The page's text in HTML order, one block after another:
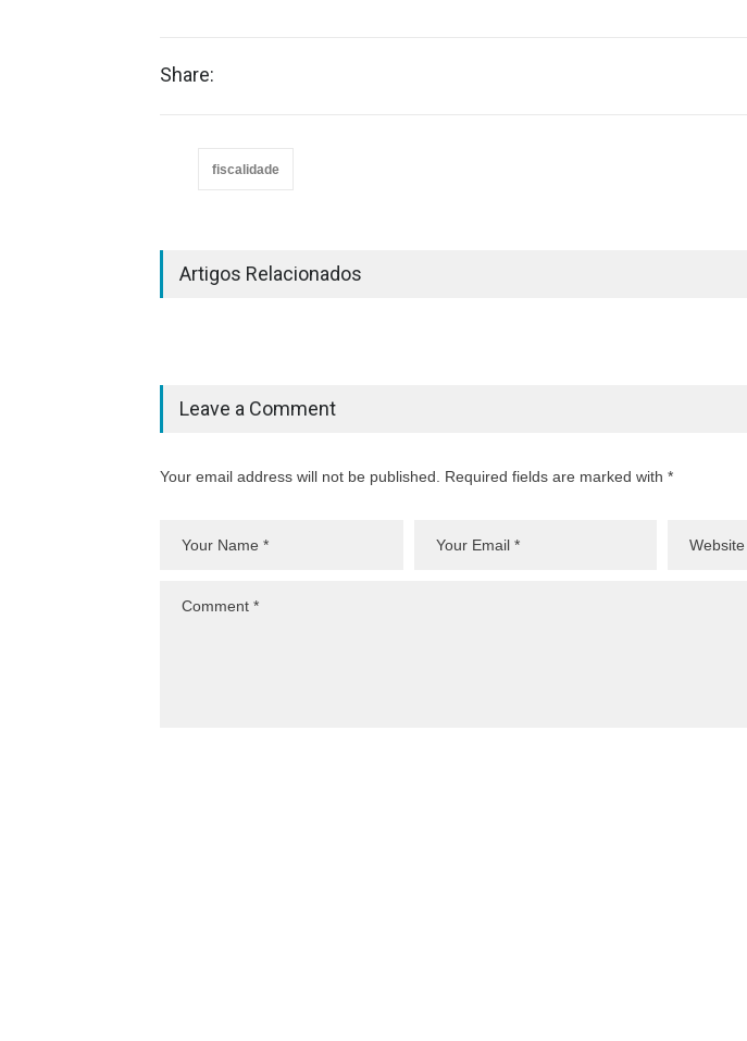
Share:
fiscalidade
Artigos Relacionados
Leave a Comment
Your email address will not be published. Required fields are marked with *